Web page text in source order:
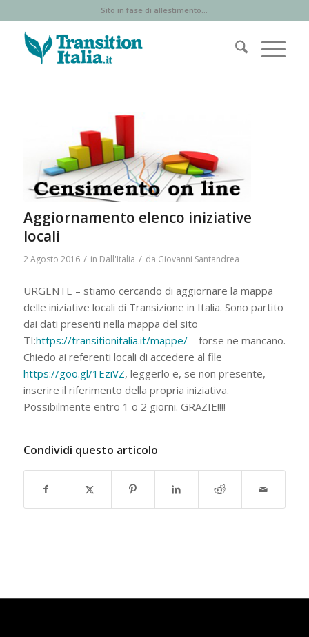
Sito in fase di allestimento...
Aggiornamento elenco iniziative
locali
2 Agosto 2016 / in Dall'Italia / da Giovanni Santandrea
URGENTE – stiamo cercando di aggiornare la mappa
delle iniziative locali di Transizione in Italia. Sono partito
dai dati presenti nella mappa del sito
TI:https://transitionitalia.it/mappe/– forse ne mancano.
Chiedo ai referenti locali di accedere al file
https://goo.gl/1EziVZ, leggerlo e, se non presente,
inserire il riferimento della propria iniziativa.
Possibilmente entro 1 o 2 giorni. GRAZIE!!!!
Condividi questo articolo